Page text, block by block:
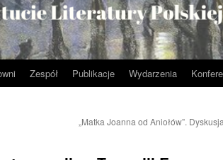
Zespół Publikacje Wydarzenia
„Matka Joanna od Aniołów”.